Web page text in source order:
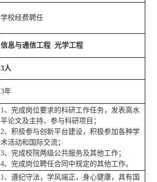
学校经费聘任
信息与通信工程 光学工程
3人
3年
1、完成岗位要求的科研工作任务，发表高水
平论文及主持、参与科研项目；
2、积极参与创新平台建设，积极参加各种学
术活动和国际交流；
3、完成校院两级公共服务及其他工作；
4、完成岗位聘任合同中规定的其他工作。
1、遵纪守法，学风端正，身心健康，具有国